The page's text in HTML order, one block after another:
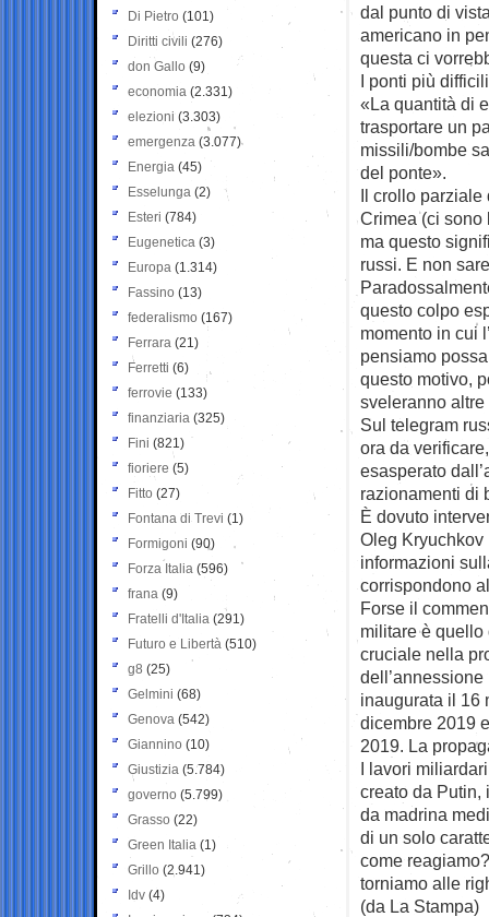
dal punto di
americano in
questa ci
I ponti più
«La quantità di
trasportare un
missili/bombe
del ponte».
Il crollo parziale
Crimea (ci sono
ma questo
russi. E non
questo colpo
momento in cui
pensiamo
questo motivo,
sveleranno altre
Sul telegram
ora da
esasperato
razionamenti di
È dovuto
Oleg
informazioni
corrispondono
Forse il
militare è quello
cruciale nella
inaugurata il 16
dicembre 2019
2019. La
I lavori
creato da Putin,
da madrina
di un solo
come
torniamo alle
(da La Stampa)
Di Pietro (101)
Diritti civili (276)
don Gallo (9)
economia (2.331)
elezioni (3.303)
emergenza (3.077)
Energia (45)
Esselunga (2)
Esteri (784)
Eugenetica (3)
Europa (1.314)
Fassino (13)
federalismo (167)
Ferrara (21)
Ferretti (6)
ferrovie (133)
finanziaria (325)
Fini (821)
fioriere (5)
Fitto (27)
Fontana di Trevi (1)
Formigoni (90)
Forza Italia (596)
frana (9)
Fratelli d'Italia (291)
Futuro e Libertà (510)
g8 (25)
Gelmini (68)
Genova (542)
Giannino (10)
Giustizia (5.784)
governo (5.799)
Grasso (22)
Green Italia (1)
Grillo (2.941)
Idv (4)